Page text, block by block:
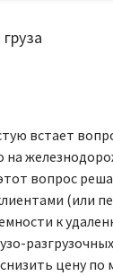
встает
вопрос
(или
к
цену